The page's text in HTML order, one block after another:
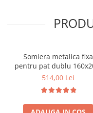
Somiera metalica fixa
pentru pat dublu
6 picioare, 32 lamele
saltea ferm, negru
514,00 Lei